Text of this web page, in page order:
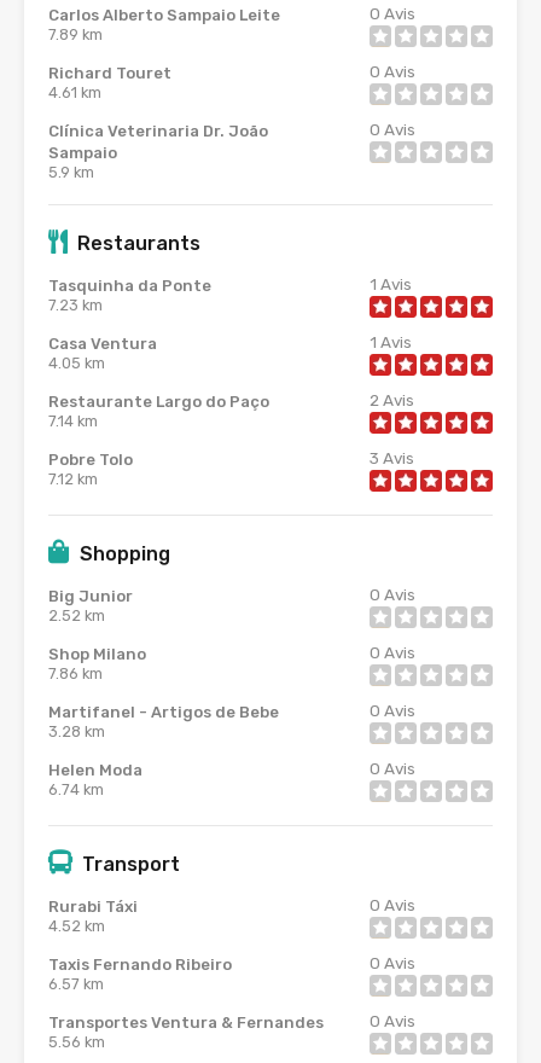
Carlos Alberto Sampaio Leite
7.89 km
0 Avis
Richard Touret
4.61 km
0 Avis
Clínica Veterinaria Dr. João
Sampaio
5.9 km
0 Avis
Restaurants
Tasquinha da Ponte
7.23 km
1 Avis
Casa Ventura
4.05 km
1 Avis
Restaurante Largo do Paço
7.14 km
2 Avis
Pobre Tolo
7.12 km
3 Avis
Shopping
Big Junior
2.52 km
0 Avis
Shop Milano
7.86 km
0 Avis
Martifanel - Artigos de Bebe
3.28 km
0 Avis
Helen Moda
6.74 km
0 Avis
Transport
Rurabi Táxi
4.52 km
0 Avis
Taxis Fernando Ribeiro
6.57 km
0 Avis
Transportes Ventura & Fernandes
5.56 km
0 Avis